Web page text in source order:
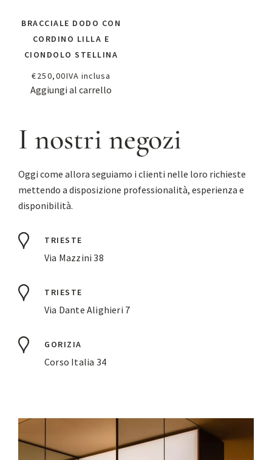
BRACCIALE DODO CON
CORDINO LILLA E
CIONDOLO STELLINA
€250,00IVA inclusa
Aggiungi al carrello
I nostri negozi
Oggi come allora seguiamo i clienti nelle loro richieste
mettendo a disposizione professionalità, esperienza e
disponibilità.
TRIESTE
Via Mazzini 38
TRIESTE
Via Dante Alighieri 7
GORIZIA
Corso Italia 34